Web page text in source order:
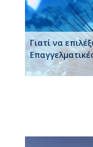
Γιατί να